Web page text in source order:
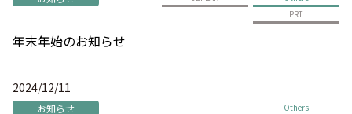
PRT
年末年始のお知らせ
2024/12/11
お知らせ Others